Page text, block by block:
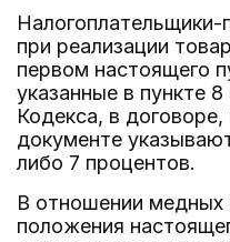
при реализации
первом настоящего
указанные в пункте
Кодекса, в
документе
либо 7 процентов.
В отношении медных
положения